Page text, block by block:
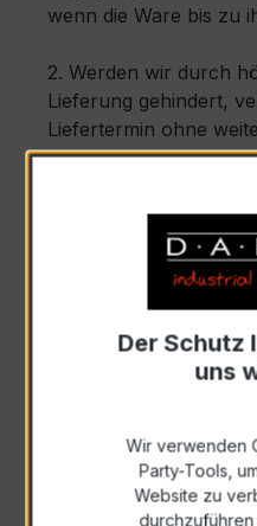
wenn die Ware bis zu
2. Werden wir durch
Lieferung gehindert,
Liefertermin ohne
Einwirkung der
stehen
vertretende Umstände
Lieferung unzumutbar
dafür sind
vorgesehenen
behördliche
etwa durch
Ganzen oder
den Ausfall
Der Schutz
uns
Wir verwenden
Party-Tools,
Website zu
durchzuführen